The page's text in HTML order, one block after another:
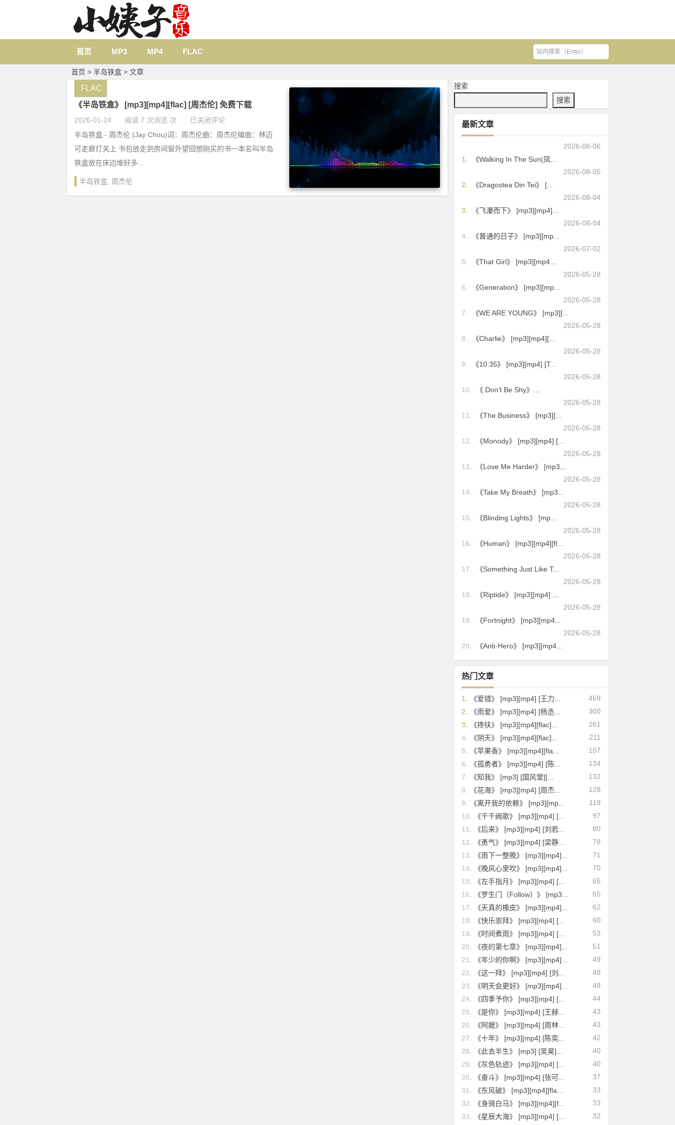
首页 MP3 MP4 FLAC
首页 > 半岛铁盒 > 文章
《半岛铁盒》 [mp3][mp4][flac] [周杰伦] 免费下载
2026-01-24 阅读 7 次浏览 次 已关闭评论
FLAC
半岛铁盒 - 周杰伦 (Jay Chou)词：周杰伦曲：周杰伦编曲：林迈
可走廊灯关上 书包放走到房间窗外望回想刚买的书一本名叫半岛
铁盒放在床边堆好多...
半岛铁盒 周杰伦
搜索
搜索
最新文章
2026-08-06
1.
《Walking In The Sun(凤...
2026-08-05
2.
《Dragostea Din Tei》 [...
2026-08-04
3.
《飞瀑而下》 [mp3][mp4]...
2026-08-04
4.
《普通的日子》 [mp3][mp...
2026-07-02
5.
《That Girl》 [mp3][mp4...
2026-05-28
6.
《Generation》 [mp3][mp...
2026-05-28
7.
《WE ARE YOUNG》 [mp3][...
2026-05-28
8.
《Charlie》 [mp3][mp4][...
2026-05-28
9.
《10:35》 [mp3][mp4] [T...
2026-05-28
10.
《 Don’t Be Shy》...
2026-05-28
11.
《The Business》 [mp3][...
2026-05-28
12.
《Monody》 [mp3][mp4] [...
2026-05-28
13.
《Love Me Harder》 [mp3...
2026-05-28
14.
《Take My Breath》 [mp3...
2026-05-28
15.
《Blinding Lights》 [mp...
2026-05-28
16.
《Human》 [mp3][mp4][fl...
2026-05-28
17.
《Something Just Like T...
2026-05-28
18.
《Riptide》 [mp3][mp4] ...
2026-05-28
19.
《Fortnight》 [mp3][mp4...
2026-05-28
20.
《Anti-Hero》 [mp3][mp4...
热门文章
469
1.
《爱错》 [mp3][mp4] [王力...
300
2.
《雨爱》 [mp3][mp4] [杨丞...
261
3.
《搀扶》 [mp3][mp4][flac]...
211
4.
《阴天》 [mp3][mp4][flac]...
157
5.
《苹果香》 [mp3][mp4][fla...
134
6.
《孤勇者》 [mp3][mp4] [陈...
132
7.
《知我》 [mp3] [国风堂][...
128
8.
《花海》 [mp3][mp4] [周杰...
119
9.
《离开我的依赖》 [mp3][mp...
97
10.
《千千阙歌》 [mp3][mp4] [...
80
11.
《后来》 [mp3][mp4] [刘若...
78
12.
《勇气》 [mp3][mp4] [梁静...
71
13.
《雨下一整晚》 [mp3][mp4]...
70
14.
《晚风心里吹》 [mp3][mp4]...
65
15.
《左手指月》 [mp3][mp4] [...
65
16.
《罗生门（Follow）》 [mp3...
62
17.
《天真的橡皮》 [mp3][mp4]...
60
18.
《快乐崇拜》 [mp3][mp4] [...
53
19.
《时间煮雨》 [mp3][mp4] [...
51
20.
《夜的第七章》 [mp3][mp4]...
49
21.
《年少的你啊》 [mp3][mp4]...
48
22.
《这一拜》 [mp3][mp4] [刘...
48
23.
《明天会更好》 [mp3][mp4]...
44
24.
《四季予你》 [mp3][mp4] [...
43
25.
《是你》 [mp3][mp4] [王赫...
43
26.
《阿嬷》 [mp3][mp4] [周林...
42
27.
《十年》 [mp3][mp4] [陈奕...
40
28.
《此去半生》 [mp3] [吴昊]...
40
29.
《灰色轨迹》 [mp3][mp4] [...
37
30.
《奋斗》 [mp3][mp4] [张可...
33
31.
《东风破》 [mp3][mp4][fla...
33
32.
《身骑白马》 [mp3][mp4][f...
32
33. 《星辰大海》 [mp3][mp4] [...